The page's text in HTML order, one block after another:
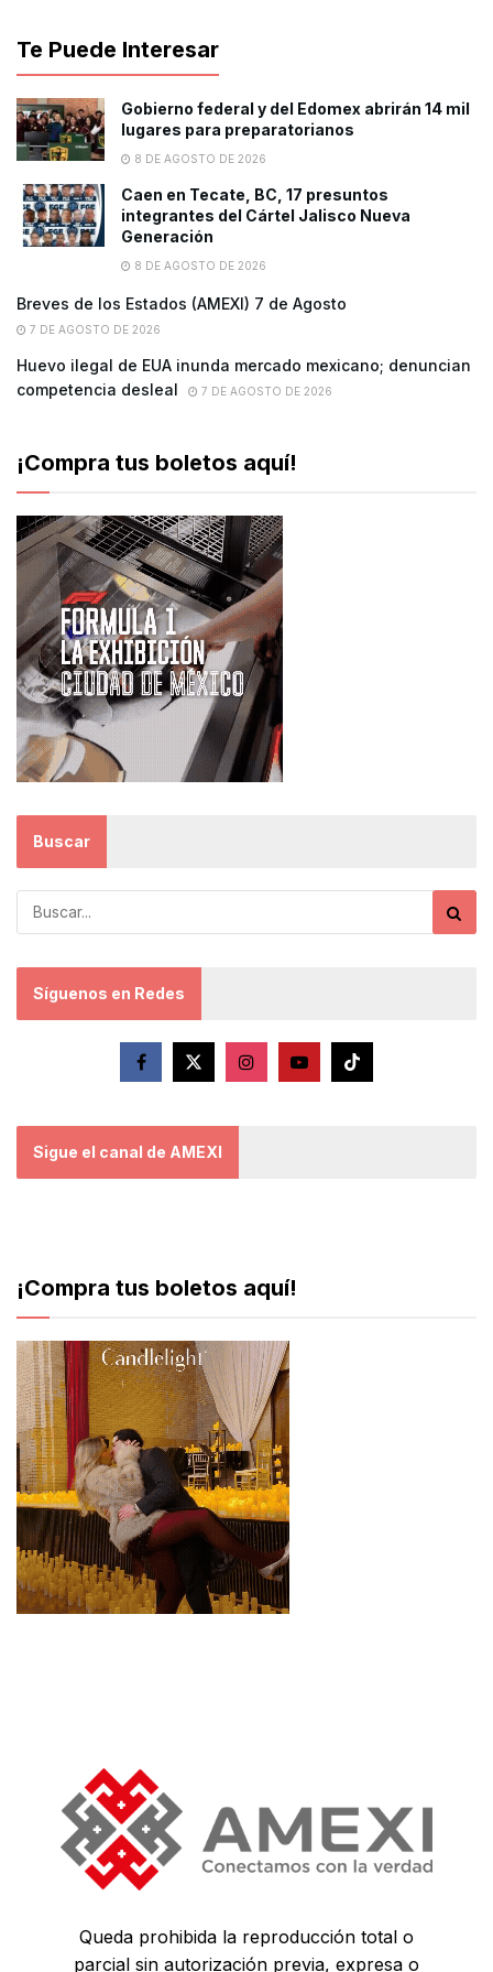
Te Puede Interesar
Gobierno federal y del Edomex abrirán 14 mil
lugares para preparatorianos
8 DE AGOSTO DE 2026
Caen en Tecate, BC, 17 presuntos
integrantes del Cártel Jalisco Nueva
Generación
8 DE AGOSTO DE 2026
Breves de los Estados (AMEXI) 7 de Agosto
7 DE AGOSTO DE 2026
Huevo ilegal de EUA inunda mercado mexicano; denuncian
competencia desleal
7 DE AGOSTO DE 2026
¡Compra tus boletos aquí!
Buscar
Síguenos en Redes
Sigue el canal de AMEXI
¡Compra tus boletos aquí!
Queda prohibida la reproducción total o
parcial sin autorización previa, expresa o